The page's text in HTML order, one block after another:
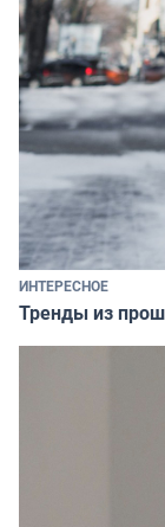
ИНТЕРЕСНОЕ
Тренды из